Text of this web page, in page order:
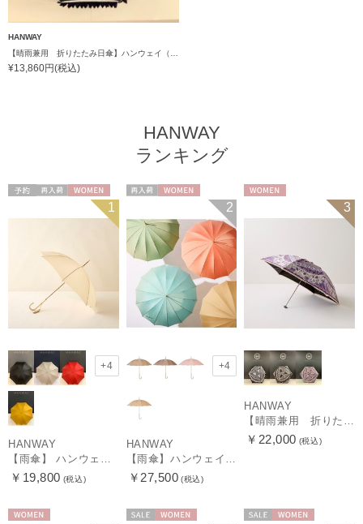
HANWAY
¥13,860円(税込)
HANWAY
ランキング
WOMEN 1
+4
HANWAY
【雨傘】 ハンウェイ （HANWAY） Couturier クチュリエ 長傘 日本製
￥19,800 (税込)
2
+4
HANWAY
【雨傘】ハンウェイ （HANWAY ）真田耳（サナダミミ）長傘 日本製 カーボン骨
￥27,500 (税込)
3
HANWAY
￥22,000 (税込)